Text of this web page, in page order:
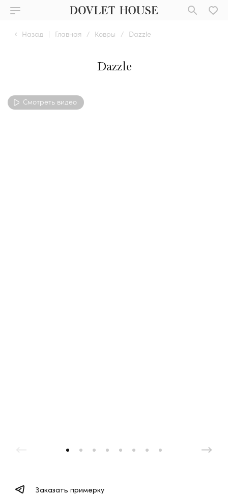
Назад | Главная / Ковры / Dazzle
Dazzle
Смотреть видео
Заказать примерку